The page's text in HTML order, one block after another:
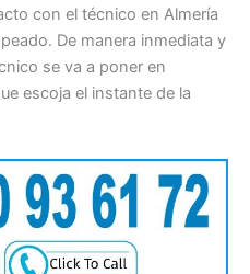
con el técnico en Almería
De manera inmediata y
se va a poner en
escoja el instante de la